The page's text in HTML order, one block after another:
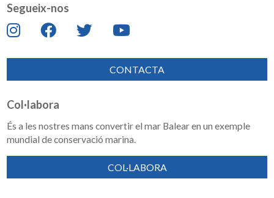
Segueix-nos
CONTACTA
Col·labora
És a les nostres mans convertir el mar Balear en un exemple
mundial de conservació marina.
COL·LABORA